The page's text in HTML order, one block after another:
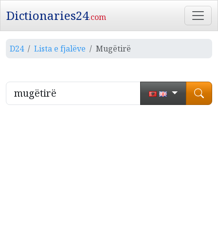
Dictionaries24.com
D24 Lista e fjalëve Mugëtirë